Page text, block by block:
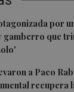
por
gamberro que
a Paco
recupera